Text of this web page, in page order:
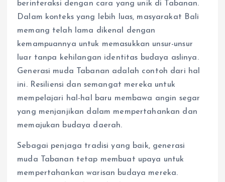
berinteraksi dengan cara yang unik di Tabanan.
Dalam konteks yang lebih luas, masyarakat Bali
memang telah lama dikenal dengan
kemampuannya untuk memasukkan unsur-unsur
luar tanpa kehilangan identitas budaya aslinya.
Generasi muda Tabanan adalah contoh dari hal
ini. Resiliensi dan semangat mereka untuk
mempelajari hal-hal baru membawa angin segar
yang menjanjikan dalam mempertahankan dan
memajukan budaya daerah.
Sebagai penjaga tradisi yang baik, generasi
muda Tabanan tetap membuat upaya untuk
mempertahankan warisan budaya mereka.